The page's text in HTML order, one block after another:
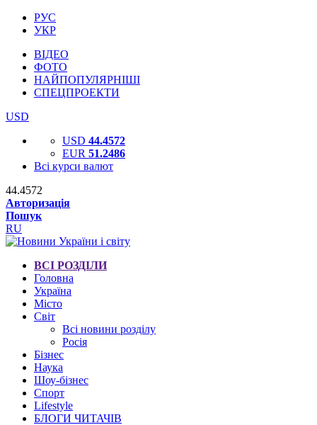
РУС
УКР
ВІДЕО
ФОТО
НАЙПОПУЛЯРНІШІ
СПЕЦПРОЕКТИ
USD
USD 44.4572
EUR 51.2486
Всі курси валют
44.4572
Авторизація
Пошук
RU
ВСІ РОЗДІЛИ
Головна
Україна
Місто
Світ
Всі новини розділу
Росія
Бізнес
Наука
Шоу-бізнес
Спорт
Lifestyle
БЛОГИ ЧИТАЧІВ